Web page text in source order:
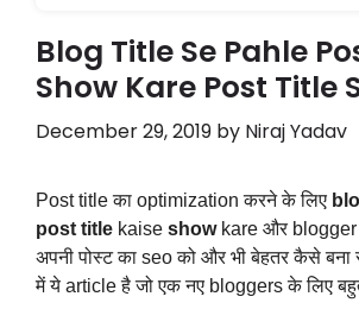
Blog Title Se Pahle
Show Kare Post Title
December 29, 2019 by Niraj Yadav
Post title का optimization करने के लिए
post title kaise show kare और
अपनी पोस्ट का seo को और भी बेहतर कैसे
में ये article है जो एक नए bloggers के लिए